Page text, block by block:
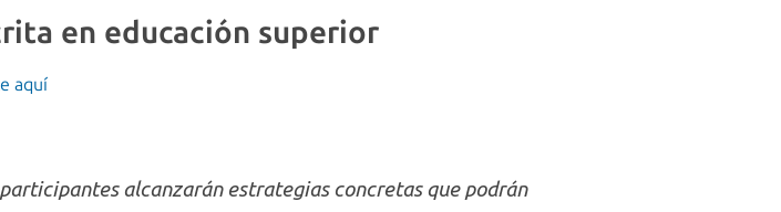
en educación superior
aquí
alcanzarán estrategias concretas que podrán